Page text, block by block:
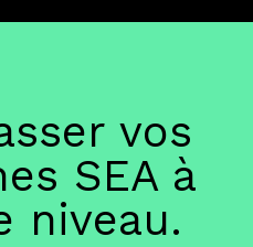
vos
SEA à
niveau.